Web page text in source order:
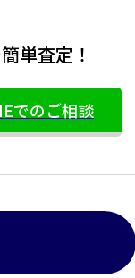
単査定！
でのご相談